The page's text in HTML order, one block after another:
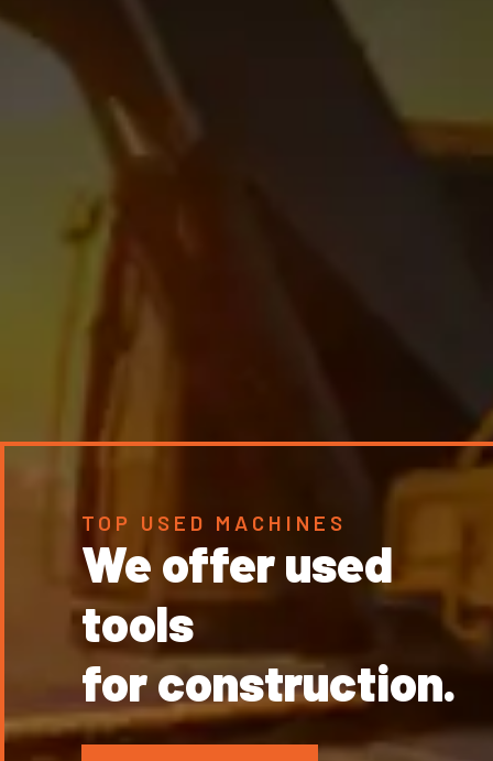
TOP USED MACHINES
We offer used
tools
for construction.